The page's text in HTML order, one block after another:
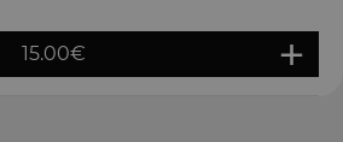
15.00€